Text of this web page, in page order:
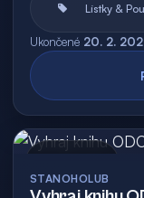
Lístky &
Ukončené 20. 2.
STANOHOLUB